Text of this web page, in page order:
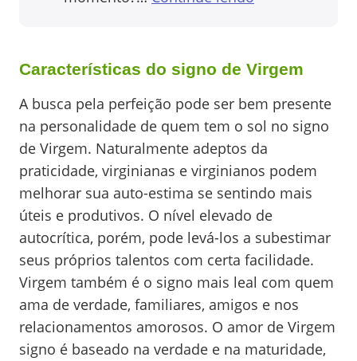
Características do signo de Virgem
A busca pela perfeição pode ser bem presente
na personalidade de quem tem o sol no signo
de Virgem. Naturalmente adeptos da
praticidade, virginianas e virginianos podem
melhorar sua auto-estima se sentindo mais
úteis e produtivos. O nível elevado de
autocrítica, porém, pode levá-los a subestimar
seus próprios talentos com certa facilidade.
Virgem também é o signo mais leal com quem
ama de verdade, familiares, amigos e nos
relacionamentos amorosos. O amor de Virgem
signo é baseado na verdade e na maturidade,